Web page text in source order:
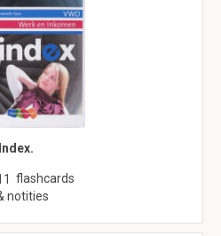
Index.
flashcards
notities